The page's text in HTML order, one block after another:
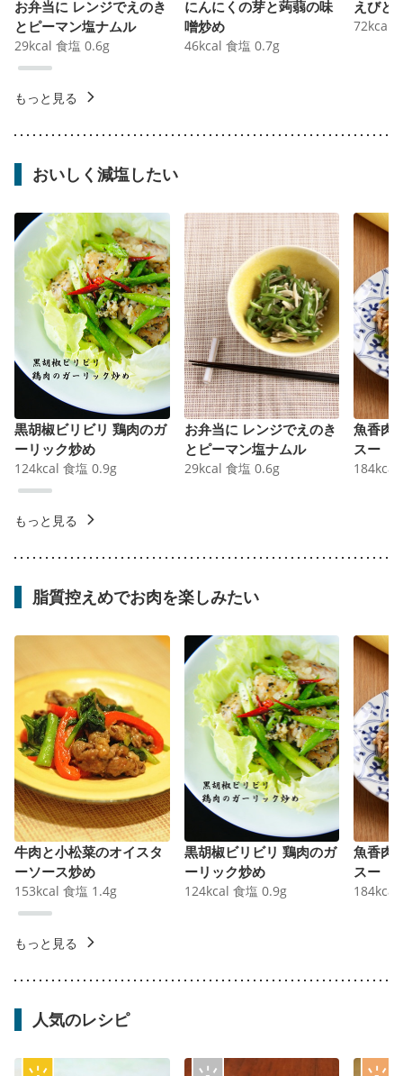
お弁当に レンジでえのき
とピーマン塩ナムル
29kcal 食塩 0.6g
にんにくの芽と蒟蒻の味
噌炒め
46kcal 食塩 0.7g
えびと
72kcal
もっと見る
おいしく減塩したい
黒胡椒ビリビリ 鶏肉のガ
ーリック炒め
124kcal 食塩 0.9g
お弁当に レンジでえのき
とピーマン塩ナムル
29kcal 食塩 0.6g
魚香肉
スー
184kcal
もっと見る
脂質控えめでお肉を楽しみたい
牛肉と小松菜のオイスタ
ーソース炒め
153kcal 食塩 1.4g
黒胡椒ビリビリ 鶏肉のガ
ーリック炒め
124kcal 食塩 0.9g
魚香肉
スー
184kcal
もっと見る
人気のレシピ